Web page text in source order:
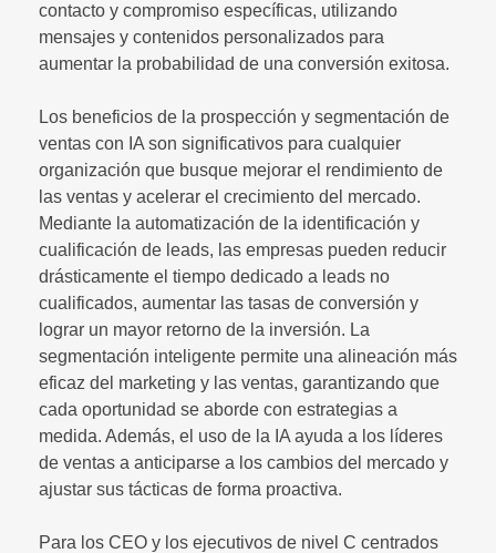
contacto y compromiso específicas, utilizando
mensajes y contenidos personalizados para
aumentar la probabilidad de una conversión exitosa.
Los beneficios de la prospección y segmentación de
ventas con IA son significativos para cualquier
organización que busque mejorar el rendimiento de
las ventas y acelerar el crecimiento del mercado.
Mediante la automatización de la identificación y
cualificación de leads, las empresas pueden reducir
drásticamente el tiempo dedicado a leads no
cualificados, aumentar las tasas de conversión y
lograr un mayor retorno de la inversión. La
segmentación inteligente permite una alineación más
eficaz del marketing y las ventas, garantizando que
cada oportunidad se aborde con estrategias a
medida. Además, el uso de la IA ayuda a los líderes
de ventas a anticiparse a los cambios del mercado y
ajustar sus tácticas de forma proactiva.
Para los CEO y los ejecutivos de nivel C centrados